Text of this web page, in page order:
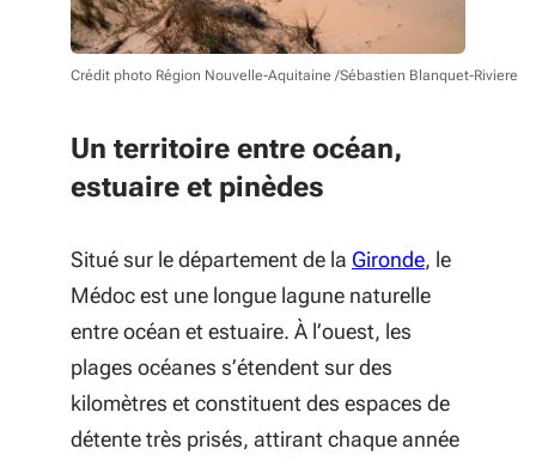
Crédit photo Région Nouvelle-Aquitaine /Sébastien Blanquet-Riviere
Un territoire entre océan,
estuaire et pinèdes
Situé sur le département de la Gironde, le
Médoc est une longue lagune naturelle
entre océan et estuaire. À l’ouest, les
plages océanes s’étendent sur des
kilomètres et constituent des espaces de
détente très prisés, attirant chaque année